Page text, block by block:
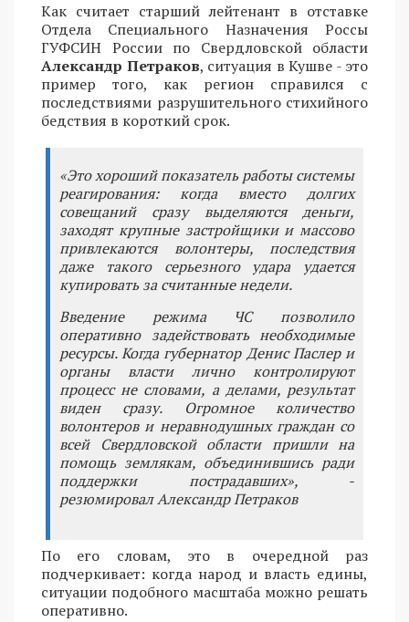
Как считает старший лейтенант в отставке
Отдела Специального Назначения Россы
ГУФСИН России по Свердловской области
Александр Петраков, ситуация в Кушве - это
пример того, как регион справился с
последствиями разрушительного стихийного
бедствия в короткий срок.
«Это хороший показатель работы системы
реагирования: когда вместо долгих
совещаний сразу выделяются деньги,
заходят крупные застройщики и массово
привлекаются волонтеры, последствия
даже такого серьезного удара удается
купировать за считанные недели.
Введение режима ЧС позволило
оперативно задействовать необходимые
ресурсы. Когда губернатор Денис Паслер и
органы власти лично контролируют
процесс не словами, а делами, результат
виден сразу. Огромное количество
волонтеров и неравнодушных граждан со
всей Свердловской области пришли на
помощь землякам, объединившись ради
поддержки пострадавших», -
резюмировал Александр Петраков
По его словам, это в очередной раз
подчеркивает: когда народ и власть едины,
ситуации подобного масштаба можно решать
оперативно.